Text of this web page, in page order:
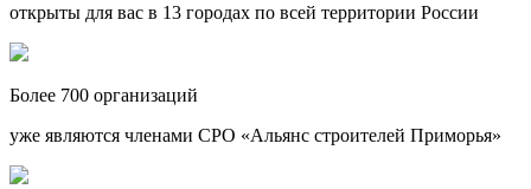
открыты для вас в 13 городах по всей территории России
Более 700 организаций
уже являются членами СРО «Альянс строителей Приморья»